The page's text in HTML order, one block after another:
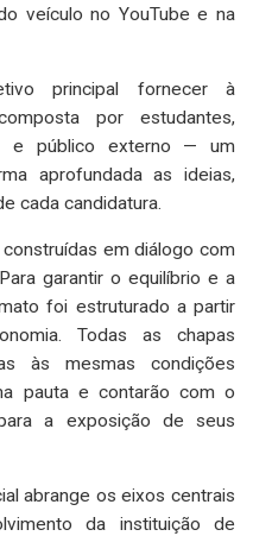
veículo no YouTube e na
principal fornecer à
por estudantes,
e público externo — um
aprofundada as ideias,
cada candidatura.
em diálogo com
garantir o equilíbrio e a
foi estruturado a partir
Todas as chapas
às mesmas condições
pauta e contarão com o
a exposição de seus
abrange os eixos centrais
da instituição de